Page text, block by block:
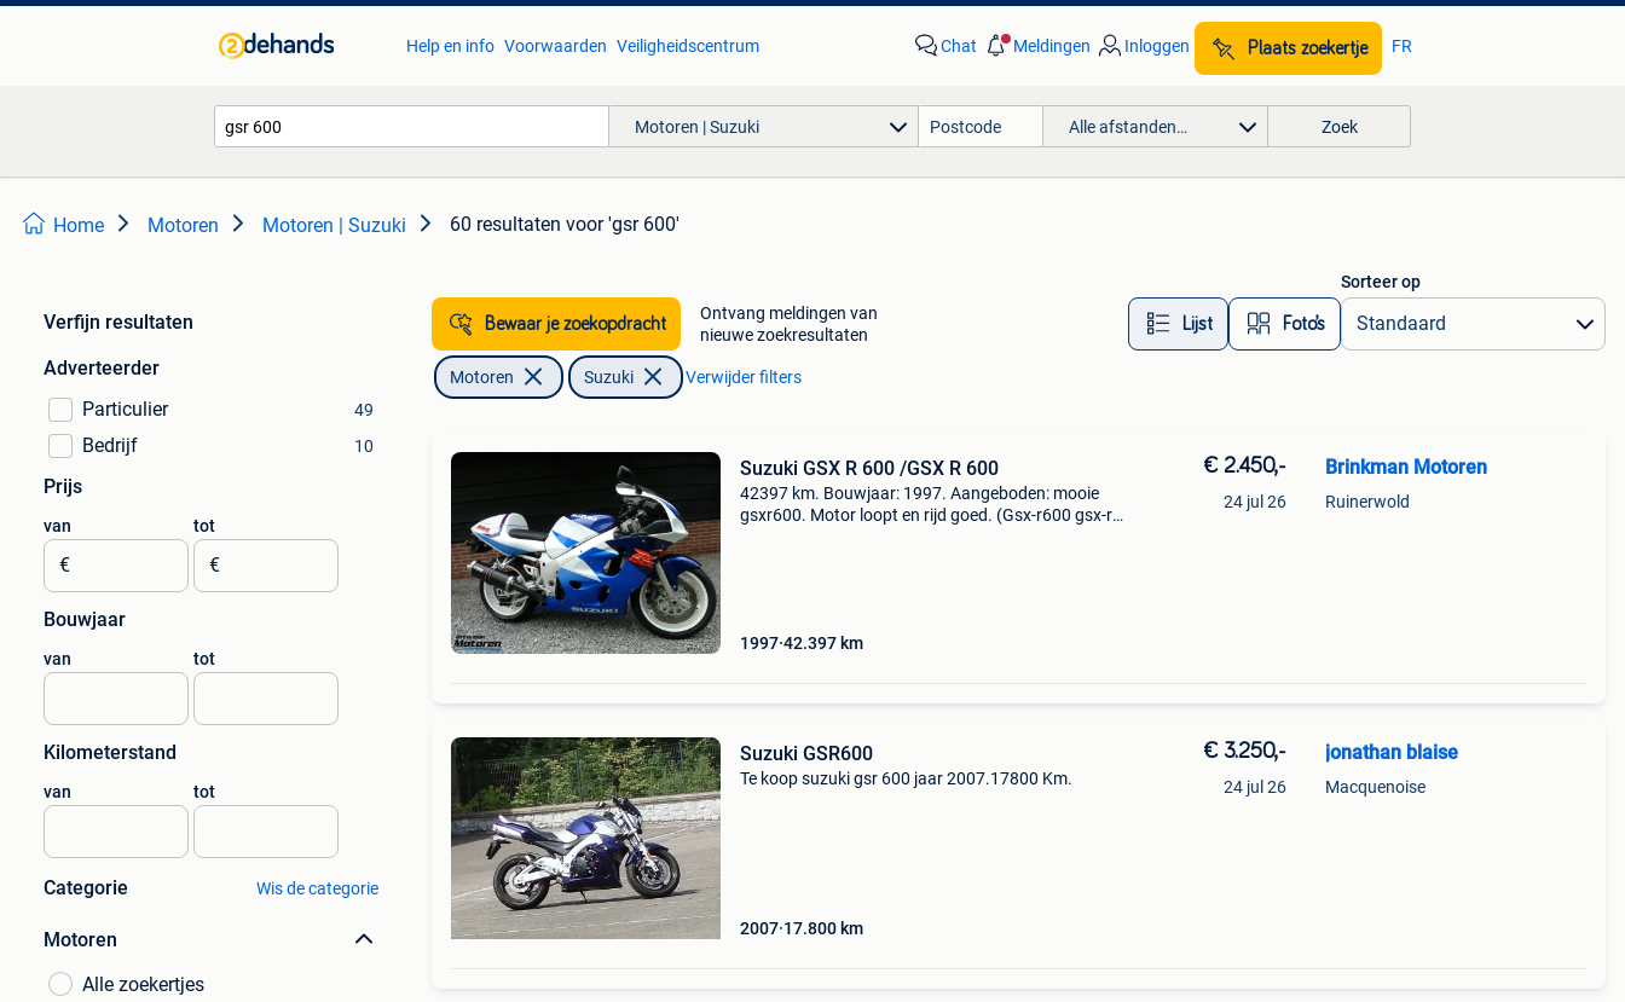
Help en info Voorwaarden Veiligheidscentrum Chat Meldingen Inloggen Plaats zoekertje FR
Motoren | Suzuki Alle afstanden… Zoek
Home Motoren Motoren | Suzuki 60 resultaten voor 'gsr 600'
Verfijn resultaten
Adverteerder
Particulier
49
Bedrijf 10
Prijs
van
€
tot
€
Bouwjaar
van tot
Kilometerstand
van tot
Categorie Wis de categorie
Motoren
Alle zoekertjes
Bewaar je zoekopdracht
Ontvang meldingen van
nieuwe zoekresultaten
Lijst Foto’s
Sorteer op
Motoren Suzuki Verwijder filters
Suzuki GSX R 600 /GSX R 600
42397 km. Bouwjaar: 1997. Aangeboden: mooie
gsxr600. Motor loopt en rijd goed. (Gsx-r600 gsx-r
1997 42.397 km
€ 2.450,-
24 jul 26
Brinkman Motoren
Ruinerwold
Suzuki GSR600
Te koop suzuki gsr 600 jaar 2007.17800 Km.
2007 17.800 km
€ 3.250,-
24 jul 26
jonathan blaise
Macquenoise